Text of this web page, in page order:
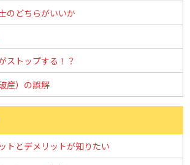
のどちらがいいか
ストップする！？
産）の誤解
トとデメリットが知りたい